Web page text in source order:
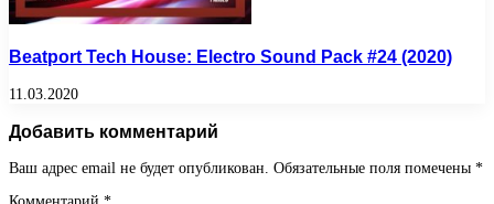
Beatport Tech House: Electro Sound Pack #24 (2020)
11.03.2020
Добавить комментарий
Ваш адрес email не будет опубликован. Обязательные поля помечены *